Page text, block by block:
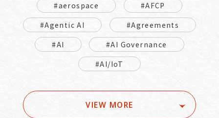
#aerospace
#AFCP
#Agentic AI
#Agreements
#AI
#AI Governance
#AI/IoT
VIEW MORE